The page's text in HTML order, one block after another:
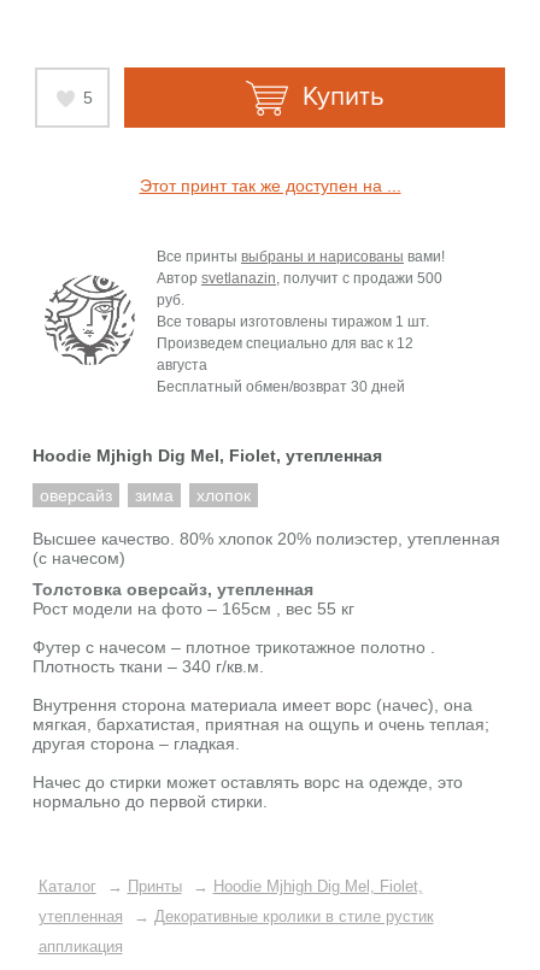
5 Купить
Этот принт так же доступен на ...
Все принты выбраны и нарисованы вами!
Автор svetlanazin, получит с продажи 500
руб.
Все товары изготовлены тиражом 1 шт.
Произведем специально для вас к 12
августа
Бесплатный обмен/возврат 30 дней
Hoodie Mjhigh Dig Mel, Fiolet, утепленная
оверсайз зима хлопок
Высшее качество. 80% хлопок 20% полиэстер, утепленная
(с начесом)
Толстовка оверсайз, утепленная
Рост модели на фото – 165см , вес 55 кг
Футер с начесом – плотное трикотажное полотно .
Плотность ткани – 340 г/кв.м.
Внутрення сторона материала имеет ворс (начес), она
мягкая, бархатистая, приятная на ощупь и очень теплая;
другая сторона – гладкая.
Начес до стирки может оставлять ворс на одежде, это
нормально до первой стирки.
Каталог → Принты → Hoodie Mjhigh Dig Mel, Fiolet,
утепленная
→ Декоративные кролики в стиле рустик
аппликация